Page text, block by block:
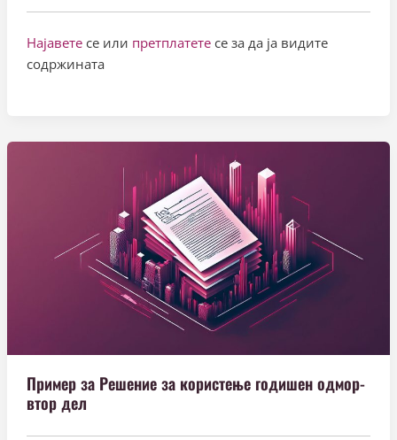
Најавете се или претплатетесе за да ја видите
содржината
Пример за Решение за користење годишен одмор-
втор дел